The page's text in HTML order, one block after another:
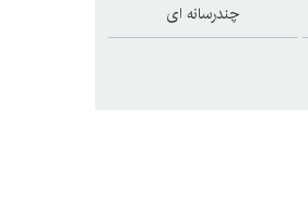
چندرسانه ای